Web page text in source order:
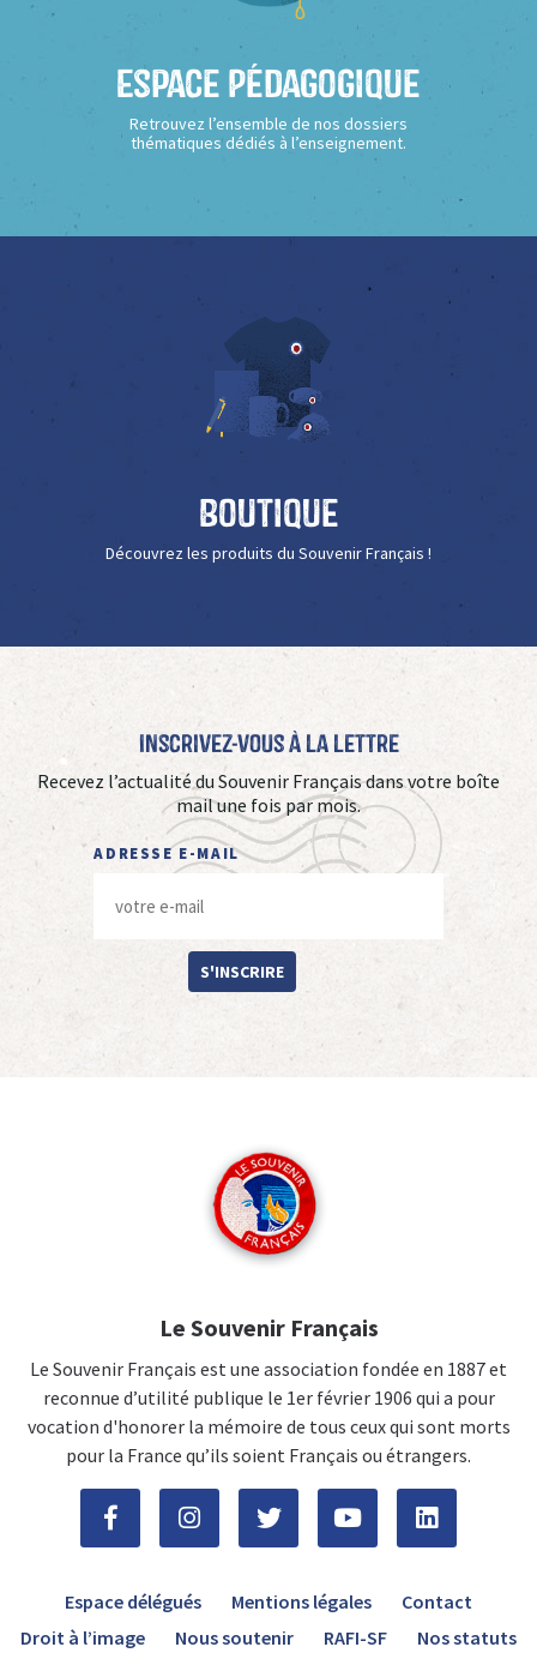
Espace Pédagogique
Retrouvez l’ensemble de nos dossiers
thématiques dédiés à l’enseignement.
Boutique
Découvrez les produits du Souvenir Français !
Inscrivez-vous à La Lettre
Recevez l’actualité du Souvenir Français dans votre boîte
mail une fois par mois.
ADRESSE E-MAIL
S'INSCRIRE
Le Souvenir Français
Le Souvenir Français est une association fondée en 1887 et
reconnue d’utilité publique le 1er février 1906 qui a pour
vocation d'honorer la mémoire de tous ceux qui sont morts
pour la France qu’ils soient Français ou étrangers.
Espace délégués Mentions légales
Contact
Droit à l’image
Nous soutenir RAFI-SF Nos statuts